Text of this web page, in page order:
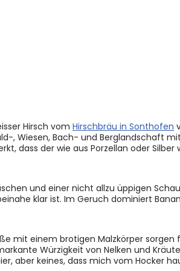
Hirsch vom Hirschbräu in Sonthofen
, Wiesen, Bach- und Berglandschaft
dass der wie aus Porzellan oder Silber
und einer nicht allzu üppigen
klar ist. Im Geruch dominiert
mit einem brotigen Malzkörper sorgen
Würzigkeit von Nelken und
aber keines, dass mich vom Hocker